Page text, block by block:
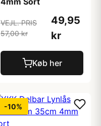
VEJL. PRIS
57,00 kr
49,95
kr
Køb her
-10%